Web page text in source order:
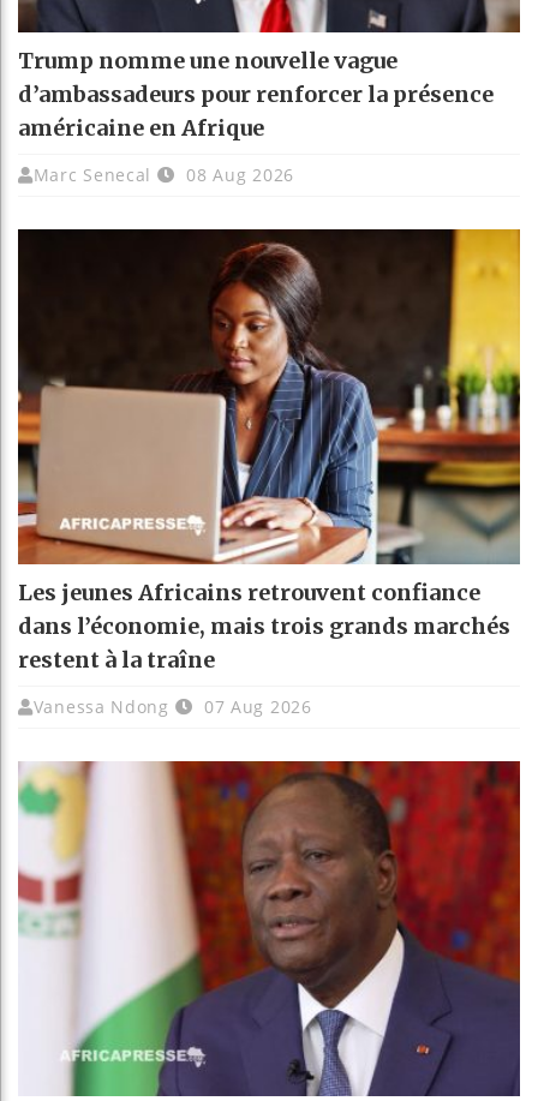
Trump nomme une nouvelle vague
d’ambassadeurs pour renforcer la présence
américaine en Afrique
Marc Senecal 08 Aug 2026
Les jeunes Africains retrouvent confiance
dans l’économie, mais trois grands marchés
restent à la traîne
Vanessa Ndong 07 Aug 2026